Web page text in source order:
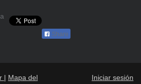
Share
| Mapa del
Iniciar sesión